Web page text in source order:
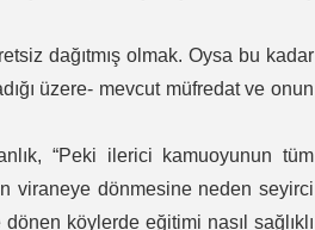
dağıtmış olmak. Oysa bu kadar
üzere- mevcut müfredat ve onun
“Peki ilerici kamuoyunun tüm
viraneye dönmesine neden seyirci
köylerde eğitimi nasıl sağlıklı